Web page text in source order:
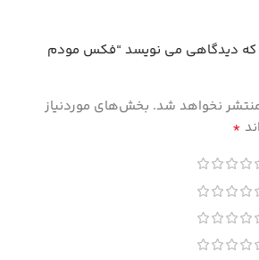
که دیدگاهی می نویسد “فکس مودم
نخواهد شد. بخش‌های موردنیاز
*